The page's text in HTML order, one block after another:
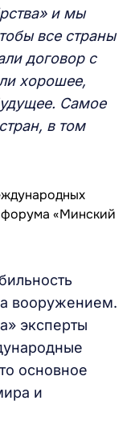
и мы
все страны
договор с
хорошее,
Самое
в том
вооружением.
эксперты
основное
и